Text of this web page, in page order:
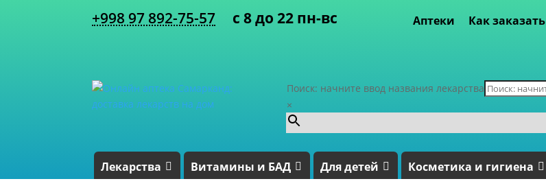
+998 97 892-75-57 с 8 до 22 пн-вс Аптеки Как заказать
Поиск: начните ввод названия лекарства
×
Лекарства Витамины и БАД Для детей Косметика и гигиена